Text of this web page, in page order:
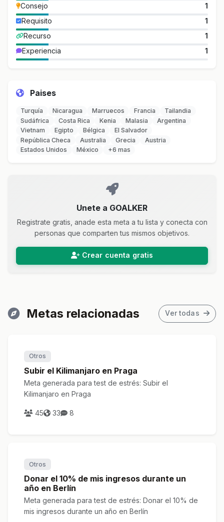
Consejo
1
Requisito
1
Recurso
1
Experiencia
1
Paises
Turquía Nicaragua Marruecos Francia
Tailandia
Sudáfrica
Costa Rica Kenia Malasia
Argentina
Vietnam
Egipto Bélgica
El Salvador
República Checa
Australia Grecia
Austria
Estados Unidos
México +6 mas
Unete a GOALKER
Registrate gratis, anade esta meta a tu lista y conecta con
personas que comparten tus mismos objetivos.
Crear cuenta gratis
Metas relacionadas Ver todas
Otros
Subir el Kilimanjaro en Praga
Meta generada para test de estrés: Subir el
Kilimanjaro en Praga
45 33 8
Otros
Donar el 10% de mis ingresos durante un
año en Berlín
Meta generada para test de estrés: Donar el 10% de
mis ingresos durante un año en Berlín